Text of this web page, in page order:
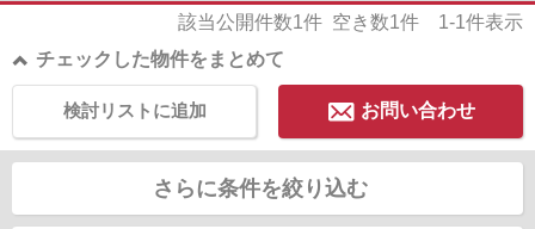
該当公開件数1件 空き数1件 1-1件表示
チェックした物件をまとめて
お問い合わせ
検討リストに追加
さらに条件を絞り込む